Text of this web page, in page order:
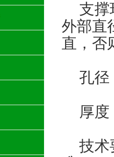
支撑
外部直
直，否
孔径
厚度
技术